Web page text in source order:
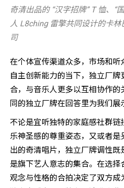
奇清出品的 “汉字招牌” T 恤、“
人 L8ching 雷擎共同设计的卡
司
在个体宣传渠道众多，市场和听
自主创新能力的当下，独立厂
合，与音乐人更多以互相协作
同的独立厂牌在回答里为我们展
不论是宜听独特的家庭感社群
乐神圣感的尊重姿态，又或者
出的奇清唱片，独立厂牌调性
是旗下艺人意志的集合。在选择
观念与性格的合拍决定了双方成